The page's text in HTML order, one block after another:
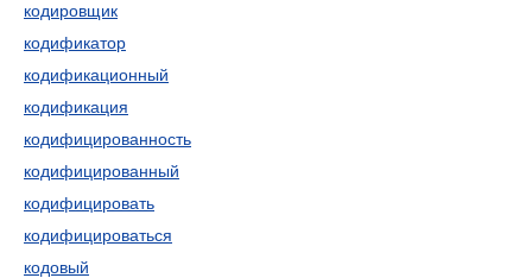
кодировщик
кодификатор
кодификационный
кодификация
кодифицированность
кодифицированный
кодифицировать
кодифицироваться
кодовый